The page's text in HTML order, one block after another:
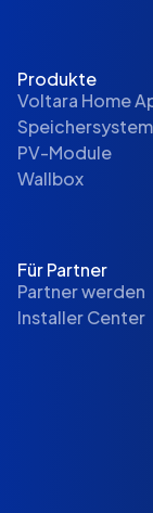
Produkte
Voltara Home
Speichersystem
PV-Module
Wallbox
Für Partner
Partner werden
Installer Center